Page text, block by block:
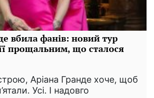
вбила фанів: новий тур
прощальним, що сталося
Аріана Гранде хоче, щоб
Усі. І надовго